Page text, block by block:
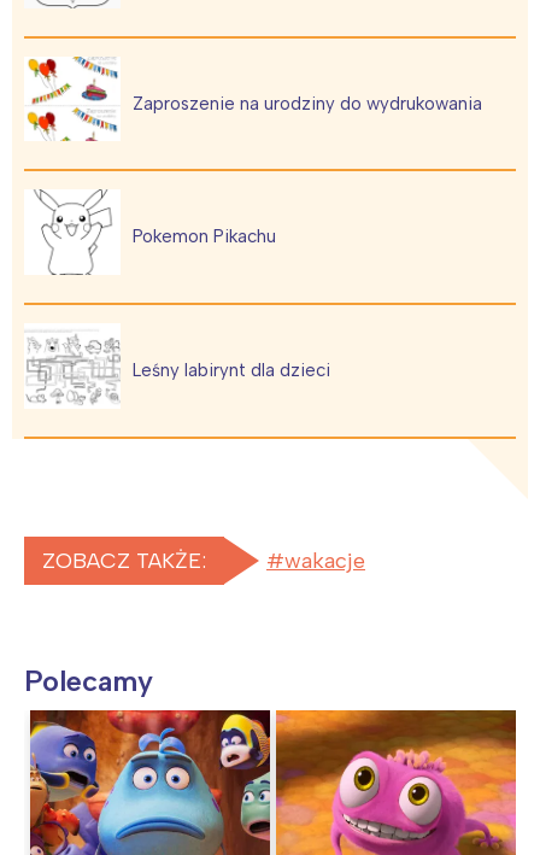
Zaproszenie na urodziny do wydrukowania
Pokemon Pikachu
Leśny labirynt dla dzieci
ZOBACZ TAKŻE: wakacje
Polecamy